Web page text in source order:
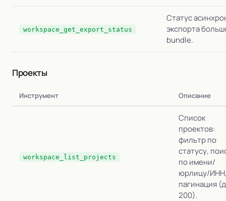
workspace_get_export_status
Статус
экспорта
bundle.
Проекты
Инструмент Описание
workspace_list_projects
Список
проектов:
фильтр по
статусу,
по имени/
юрлицу/
пагинация
200).